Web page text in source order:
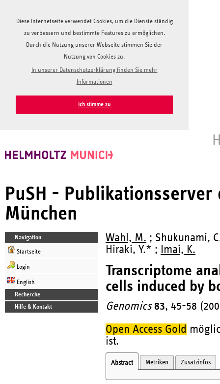
Diese Internetseite verwendet Cookies, um die Dienste ständig
zu verbessern und bestimmte Features zu ermöglichen.
Durch die Nutzung unserer Webseite stimmen Sie der
Nutzung von Cookies zu.
In unserer Datenschutzerklärung finden Sie mehr
Informationen
Ich stimme zu
PuSH -
München
Navigation
Startseite
Login
English
Recherche
Hilfe & Kontakt
Wahl, M. ; Shukunami,
Hiraki, Y.* ;
Imai, K.
Transcriptome
cells induced by
Genomics 83, 45-58
Open Access Gold
ist.
Abstract Metriken Zusatzinfos